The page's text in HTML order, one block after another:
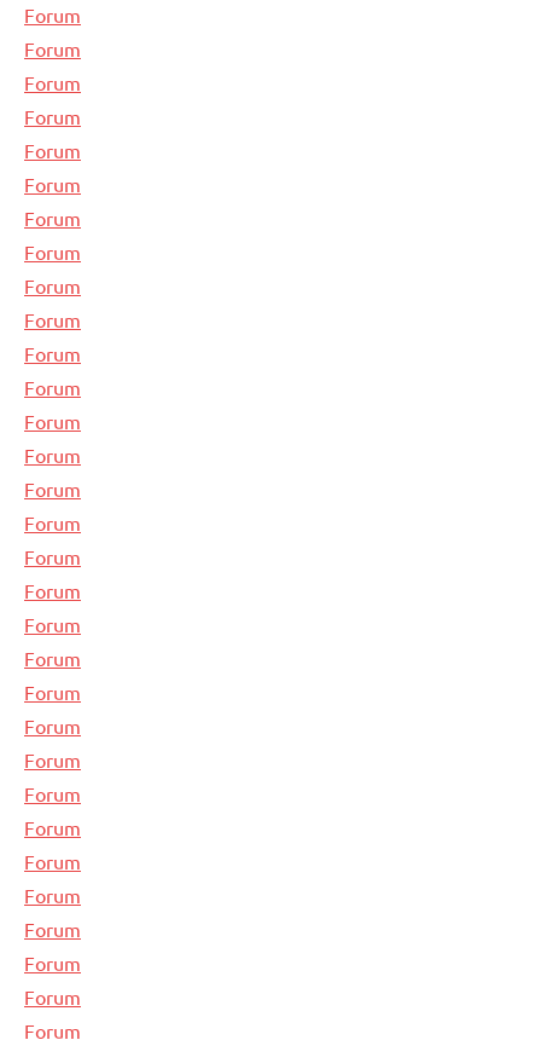
Forum
Forum
Forum
Forum
Forum
Forum
Forum
Forum
Forum
Forum
Forum
Forum
Forum
Forum
Forum
Forum
Forum
Forum
Forum
Forum
Forum
Forum
Forum
Forum
Forum
Forum
Forum
Forum
Forum
Forum
Forum